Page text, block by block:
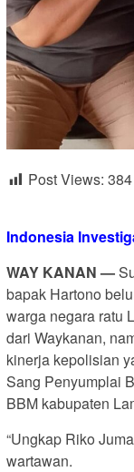
Post Views: 384
Indonesia
WAY KANAN —
bapak Hartono
warga negara ratu
dari Waykanan,
kinerja kepolisian
Sang Penyumplai
BBM kabupaten
“Ungkap Riko
wartawan.